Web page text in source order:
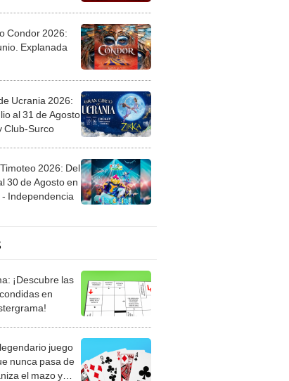
Condor 2026:
Explanada
Ucrania 2026:
al 31 de Agosto
Club-Surco
2026: Del
30 de Agosto en
- Independencia
¡Descubre las
en
juego
nunca pasa de
el mazo y